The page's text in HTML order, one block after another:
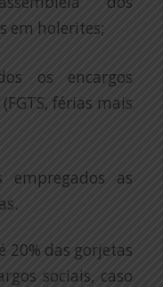
em holerites;
os encargos
férias mais
empregados as
20% das gorjetas
sociais, caso